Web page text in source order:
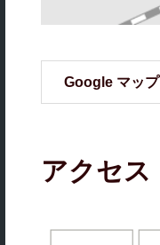
Google マップ
アクセス